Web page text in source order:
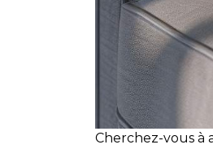
Cherchez-vous à